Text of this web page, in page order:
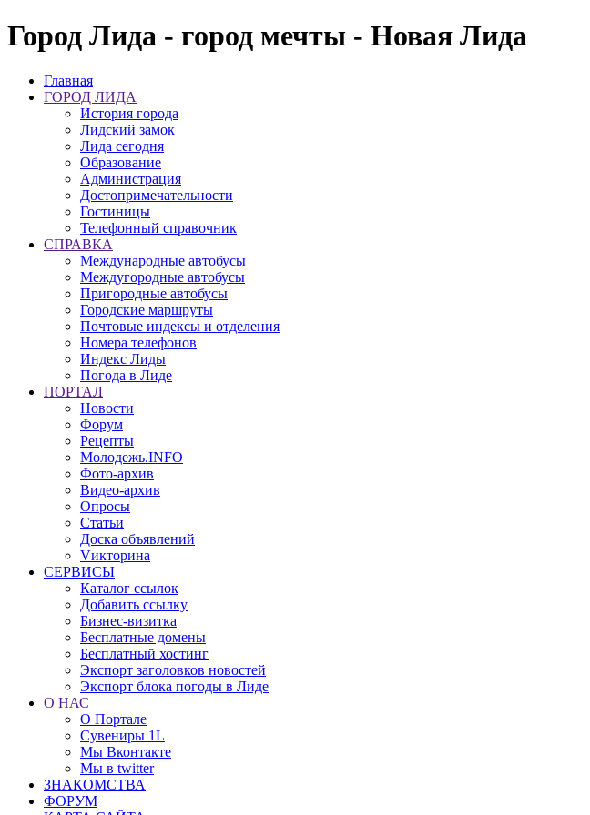
Город Лида - город мечты - Новая Лида
Главная
ГОРОД ЛИДА
История города
Лидский замок
Лида сегодня
Образование
Администрация
Достопримечательности
Гостиницы
Телефонный справочник
СПРАВКА
Международные автобусы
Междугородные автобусы
Пригородные автобусы
Городские маршруты
Почтовые индексы и отделения
Номера телефонов
Индекс Лиды
Погода в Лиде
ПОРТАЛ
Новости
Форум
Рецепты
Молодежь.INFO
Фото-архив
Видео-архив
Опросы
Статьи
Доска объявлений
Vикторина
СЕРВИСЫ
Каталог ссылок
Добавить ссылку
Бизнес-визитка
Бесплатные домены
Бесплатный хостинг
Экспорт заголовков новостей
Экспорт блока погоды в Лиде
О НАС
О Портале
Сувениры 1L
Мы Вконтакте
Мы в twitter
ЗНАКОМСТВА
ФОРУМ